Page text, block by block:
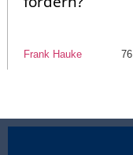
Frank Hauke 76